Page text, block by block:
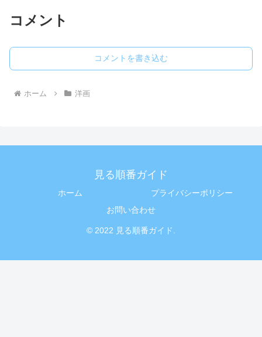
コメント
コメントを書き込む
ホーム 洋画
見る順番ガイド
ホーム
プライバシーポリシー
お問い合わせ
© 2022 見る順番ガイド.